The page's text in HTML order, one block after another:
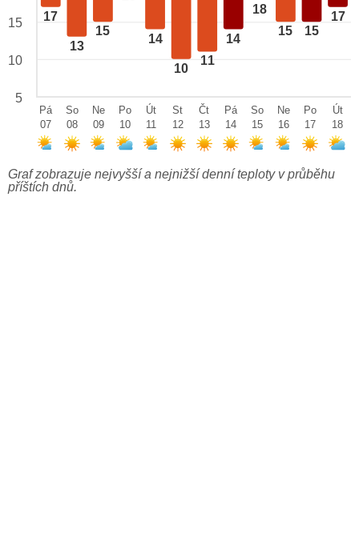
17
13
15
14
10
11
14
18
15 15
17
15
10
5
Pá
07
So
08
Ne
09
Po
10
Út
11
St
12
Čt
13
Pá
14
So
15
Ne
16
Po
17
Út
18
Graf zobrazuje nejvyšší a nejnižší denní teploty v průběhu
příštích dnů.